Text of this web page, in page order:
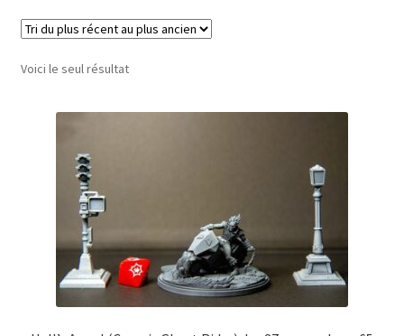
My account
Shop
Wishlist
Voici le seul résultat